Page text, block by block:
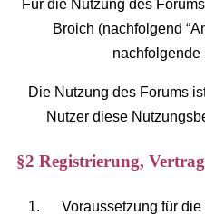
Für die Nutzung des
Broich (nachfolgend
nachfolgende
Die Nutzung des Forums
Nutzer diese
§2 Registrierung,
Voraussetzung für